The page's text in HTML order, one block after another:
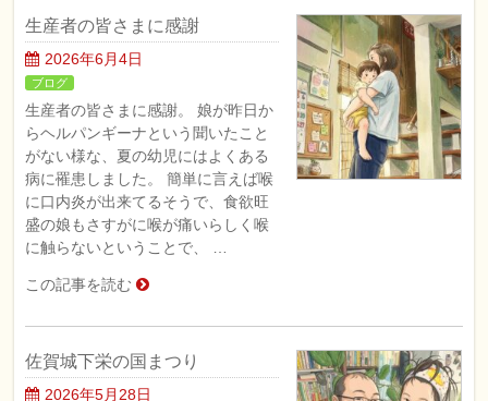
生産者の皆さまに感謝
2026年6月4日
ブログ
生産者の皆さまに感謝。 娘が昨日か
らヘルパンギーナという聞いたこと
がない様な、夏の幼児にはよくある
病に罹患しました。 簡単に言えば喉
に口内炎が出来てるそうで、食欲旺
盛の娘もさすがに喉が痛いらしく喉
に触らないということで、 …
この記事を読む
佐賀城下栄の国まつり
2026年5月28日